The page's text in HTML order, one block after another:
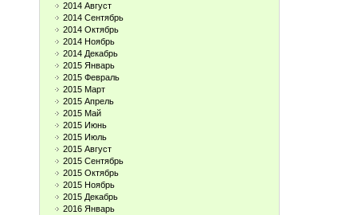
2014 Август
2014 Сентябрь
2014 Октябрь
2014 Ноябрь
2014 Декабрь
2015 Январь
2015 Февраль
2015 Март
2015 Апрель
2015 Май
2015 Июнь
2015 Июль
2015 Август
2015 Сентябрь
2015 Октябрь
2015 Ноябрь
2015 Декабрь
2016 Январь